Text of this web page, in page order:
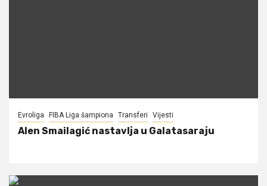
Evroliga FIBA Liga šampiona Transferi Vijesti
Alen Smailagić nastavlja u Galatasaraju